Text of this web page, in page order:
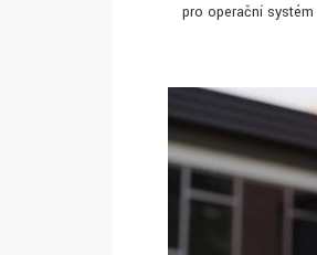
pro operační systém